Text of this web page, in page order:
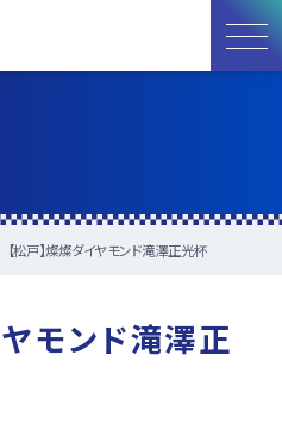
【松戸】燦燦ダイヤモンド滝澤正光杯
ヤモンド滝澤正